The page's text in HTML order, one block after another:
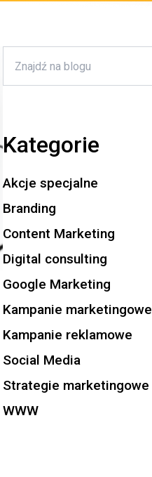
Kategorie
Akcje specjalne
Branding
Content Marketing
Digital consulting
Google Marketing
Kampanie marketingowe
Kampanie reklamowe
Social Media
Strategie marketingowe
WWW